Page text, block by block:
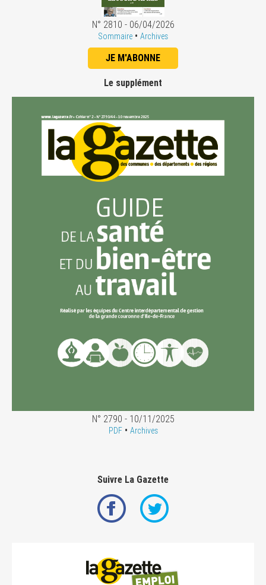
N° 2810 - 06/04/2026
Sommaire • Archives
JE M'ABONNE
Le supplément
N° 2790 - 10/11/2025
PDF• Archives
Suivre La Gazette